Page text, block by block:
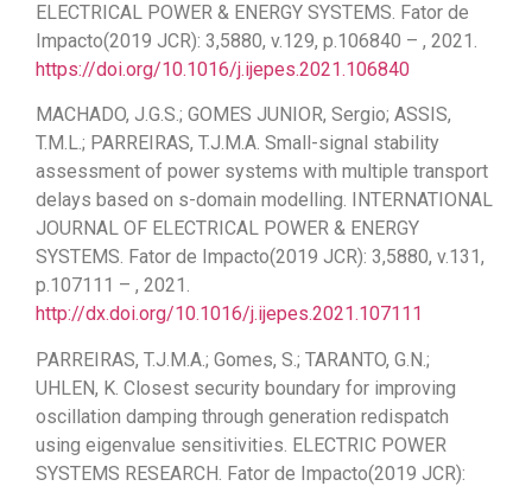
ELECTRICAL POWER & ENERGY SYSTEMS. Fator de
Impacto(2019 JCR): 3,5880, v.129, p.106840 – , 2021.
https://doi.org/10.1016/j.ijepes.2021.106840
MACHADO, J.G.S.; GOMES JUNIOR, Sergio; ASSIS,
T.M.L.; PARREIRAS, T.J.M.A. Small-signal stability
assessment of power systems with multiple transport
delays based on s-domain modelling. INTERNATIONAL
JOURNAL OF ELECTRICAL POWER & ENERGY
SYSTEMS. Fator de Impacto(2019 JCR): 3,5880, v.131,
p.107111 – , 2021.
http://dx.doi.org/10.1016/j.ijepes.2021.107111
PARREIRAS, T.J.M.A.; Gomes, S.; TARANTO, G.N.;
UHLEN, K. Closest security boundary for improving
oscillation damping through generation redispatch
using eigenvalue sensitivities. ELECTRIC POWER
SYSTEMS RESEARCH. Fator de Impacto(2019 JCR):